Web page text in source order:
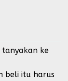
ke
beli itu harus